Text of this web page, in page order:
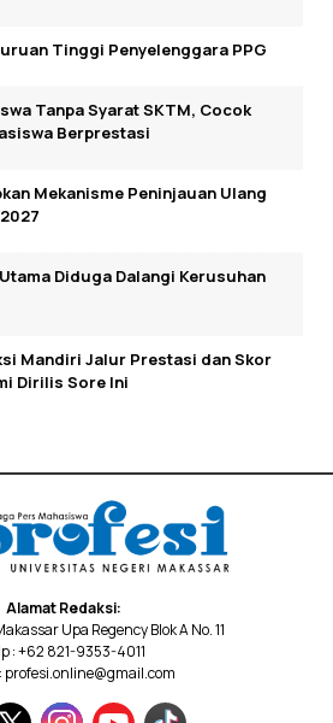
Tinggi Penyelenggara PPG
Tanpa Syarat SKTM, Cocok
Berprestasi
Mekanisme Peninjauan Ulang
Diduga Dalangi Kerusuhan
Mandiri Jalur Prestasi dan Skor
Dirilis Sore Ini
Alamat Redaksi:
Upa Regency Blok A No. 11
: +62 821-9353-4011
profesi.online@gmail.com